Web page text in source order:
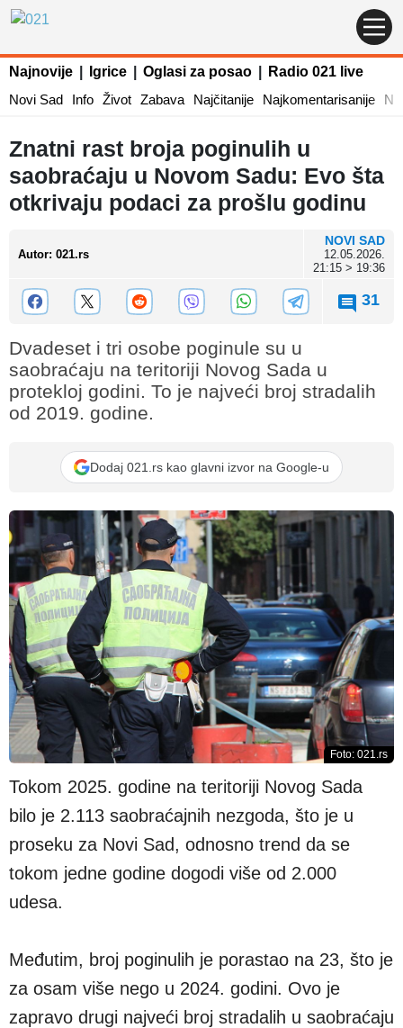
Najnovije Igrice Oglasi za posao
Radio 021 live
Novi Sad
Info Život Zabava Najčitanije Najkomentarisanije
Znatni rast broja poginulih u
saobraćaju u Novom Sadu: Evo šta
otkrivaju podaci za prošlu godinu
Autor: 021.rs
NOVI SAD
12.05.2026.
21:15 > 19:36
31
Dvadeset i tri osobe poginule su u
saobraćaju na teritoriji Novog Sada u
protekloj godini. To je najveći broj stradalih
od 2019. godine.
Dodaj 021.rs kao glavni izvor na Google-u
Foto: 021.rs
Tokom 2025. godine na teritoriji Novog Sada
bilo je 2.113 saobraćajnih nezgoda, što je u
proseku za Novi Sad, odnosno trend da se
tokom jedne godine dogodi više od 2.000
udesa.
Međutim, broj poginulih je porastao na 23, što je
za osam više nego u 2024. godini. Ovo je
zapravo drugi najveći broj stradalih u saobraćaju